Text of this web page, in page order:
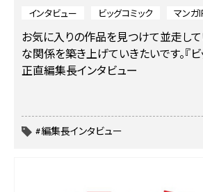
インタビュー ビッグコミック マンガ
お気に入りの作品を見つけて並走して
な関係を築き上げていきたいです。『
正直編集長インタビュー
#編集長インタビュー